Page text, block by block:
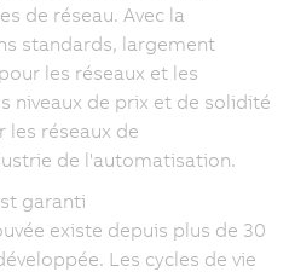
de réseau. Avec la
standards, largement
les réseaux et les
niveaux de prix et de solidité
réseaux de
de l'automatisation.
garanti
existe depuis plus de 30
Les cycles de vie